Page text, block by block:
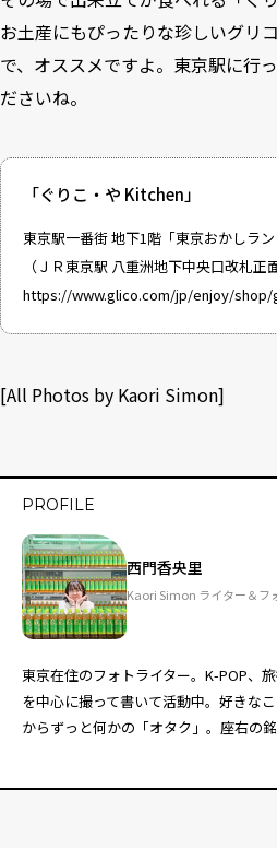
お土産にもぴったりな珍しいグリ
で、オススメですよ。東京駅に行
ださいね。
「ぐりこ・や Kitchen」
東京駅一番街 地下1階「東京おかしラン
（ＪＲ東京駅 八重洲地下中央口改札正面
https://www.glico.com/jp/enjoy/
[All Photos by Kaori Simon]
PROFILE
西門香央里
Kaori Simon ライター＆フ
東京在住のフォトライター。K-POP、
を中心に撮って書いて活動中。好きな
からずっと何かの「オタク」。座右の